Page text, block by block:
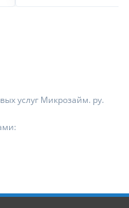
услуг Микрозайм. ру.